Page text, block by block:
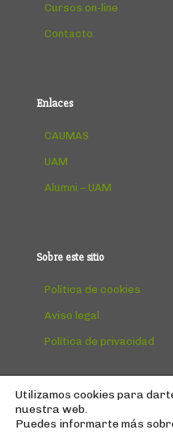
Cursos on-line
Contacto
Enlaces
CAUMAS
UAM
Alumni – UAM
Sobre este sitio
Política de cookies
Aviso legal
Política de privacidad
© Copyright
Utilizamos cookies para
nuestra web.
Puedes informarte más